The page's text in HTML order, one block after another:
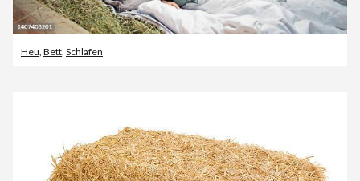
Heu, Bett, Schlafen